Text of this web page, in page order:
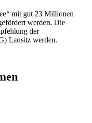
mit gut 23 Millionen
werden. Die
der
Lausitz werden.